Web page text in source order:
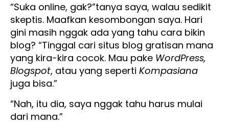
“Suka online, gak?”tanya saya, walau sedikit
skeptis. Maafkan kesombongan saya. Hari
gini masih nggak ada yang tahu cara bikin
blog? “Tinggal cari situs blog gratisan mana
yang kira-kira cocok. Mau pake WordPress,
Blogspot, atau yang seperti Kompasiana
juga bisa.”
“Nah, itu dia, saya nggak tahu harus mulai
dari mana.”